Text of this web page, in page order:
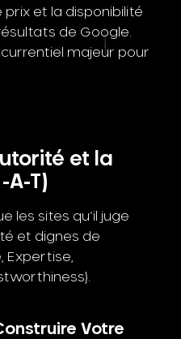
prix et la disponibilité
de Google.
majeur pour
et la
A-T)
les sites qu’il juge
et dignes de
Expertise,
Votre